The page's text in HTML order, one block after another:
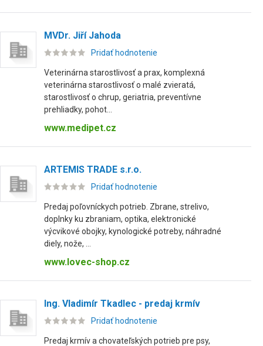
MVDr. Jiří Jahoda
Pridať hodnotenie
Veterinárna starostlivosť a prax, komplexná
veterinárna starostlivosť o malé zvieratá,
starostlivosť o chrup, geriatria, preventívne
prehliadky, pohot...
www.medipet.cz
ARTEMIS TRADE s.r.o.
Pridať hodnotenie
Predaj poľovníckych potrieb. Zbrane, strelivo,
doplnky ku zbraniam, optika, elektronické
výcvikové obojky, kynologické potreby, náhradné
diely, nože, ...
www.lovec-shop.cz
Ing. Vladimír Tkadlec - predaj krmív
Pridať hodnotenie
Predaj krmív a chovateľských potrieb pre psy,